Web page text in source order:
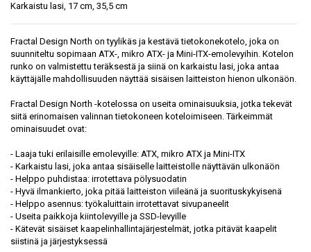
Karkaistu lasi, 17 cm, 35,5 cm
Fractal Design North on tyylikäs ja kestävä tietokonekotelo, joka on
suunniteltu sopimaan ATX-, mikro ATX- ja Mini-ITX-emolevyihin. Kotelon
runko on valmistettu teräksestä ja siinä on karkaistu lasi, joka antaa
käyttäjälle mahdollisuuden näyttää sisäisen laitteiston hienon ulkonäön.
Fractal Design North -kotelossa on useita ominaisuuksia, jotka tekevät
siitä erinomaisen valinnan tietokoneen koteloimiseen. Tärkeimmät
ominaisuudet ovat:
- Laaja tuki erilaisille emolevyille: ATX, mikro ATX ja Mini-ITX
- Karkaistu lasi, joka antaa sisäiselle laitteistolle näyttävän ulkonäön
- Helppo puhdistaa: irrotettava pölysuodatin
- Hyvä ilmankierto, joka pitää laitteiston viileänä ja suorituskykyisenä
- Helppo asennus: työkaluittain irrotettavat sivupaneelit
- Useita paikkoja kiintolevyille ja SSD-levyille
- Kätevät sisäiset kaapelinhallintajärjestelmät, jotka pitävät kaapelit
siistinä ja järjestyksessä